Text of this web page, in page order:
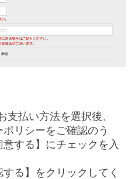
払い方法を選択後、
リシーをご確認のう
する】にチェックを入
る】をクリックしてく